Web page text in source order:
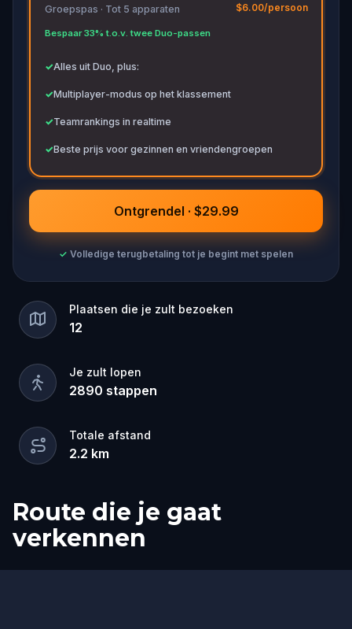
Groepspas · Tot 5 apparaten
Bespaar 33% t.o.v. twee Duo-passen
$6.00/persoon
✓Alles uit Duo, plus:
✓Multiplayer-modus op het klassement
✓Teamrankings in realtime
✓Beste prijs voor gezinnen en vriendengroepen
Ontgrendel · $29.99
✓ Volledige terugbetaling tot je begint met spelen
Plaatsen die je zult bezoeken
12
Je zult lopen
2890 stappen
Totale afstand
2.2 km
Route die je gaat
verkennen
Start
Finish